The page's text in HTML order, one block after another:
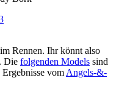
Rennen. Ihr könnt also
Die folgenden Models sind
vom Angels-&-